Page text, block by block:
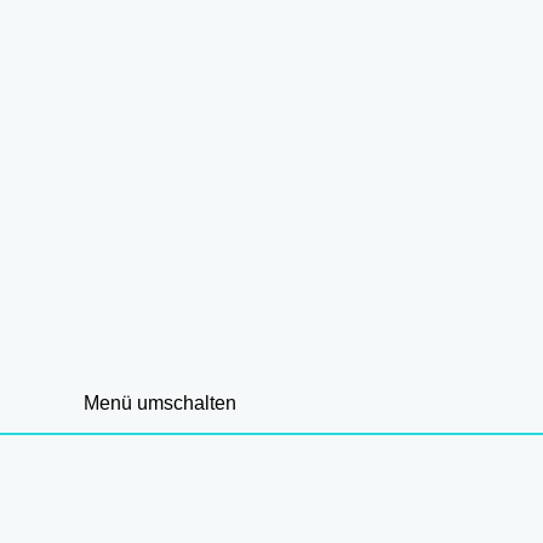
Menü umschalten